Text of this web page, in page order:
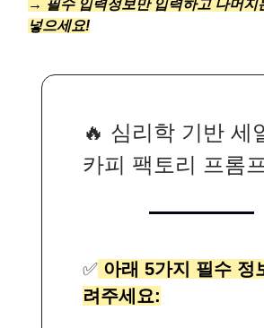
→ 필수 입력정보만 입력하고 나머지
넣으세요!
🔥 심리학 기반 세
카피 팩토리 프롬
✅ 아래 5가지 필수 정
려주세요: